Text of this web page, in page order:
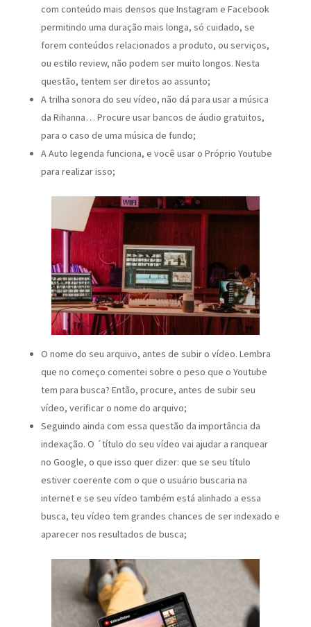
com conteúdo mais densos que Instagram e Facebook
permitindo uma duração mais longa, só cuidado, se
forem conteúdos relacionados a produto, ou serviços,
ou estilo review, não podem ser muito longos. Nesta
questão, tentem ser diretos ao assunto;
A trilha sonora do seu vídeo, não dá para usar a música
da Rihanna… Procure usar bancos de áudio gratuitos,
para o caso de uma música de fundo;
A Auto legenda funciona, e você usar o Próprio Youtube
para realizar isso;
O nome do seu arquivo, antes de subir o vídeo. Lembra
que no começo comentei sobre o peso que o Youtube
tem para busca? Então, procure, antes de subir seu
vídeo, verificar o nome do arquivo;
Seguindo ainda com essa questão da importância da
indexação. O ´título do seu vídeo vai ajudar a ranquear
no Google, o que isso quer dizer: que se seu título
estiver coerente com o que o usuário buscaria na
internet e se seu vídeo também está alinhado a essa
busca, teu vídeo tem grandes chances de ser indexado e
aparecer nos resultados de busca;